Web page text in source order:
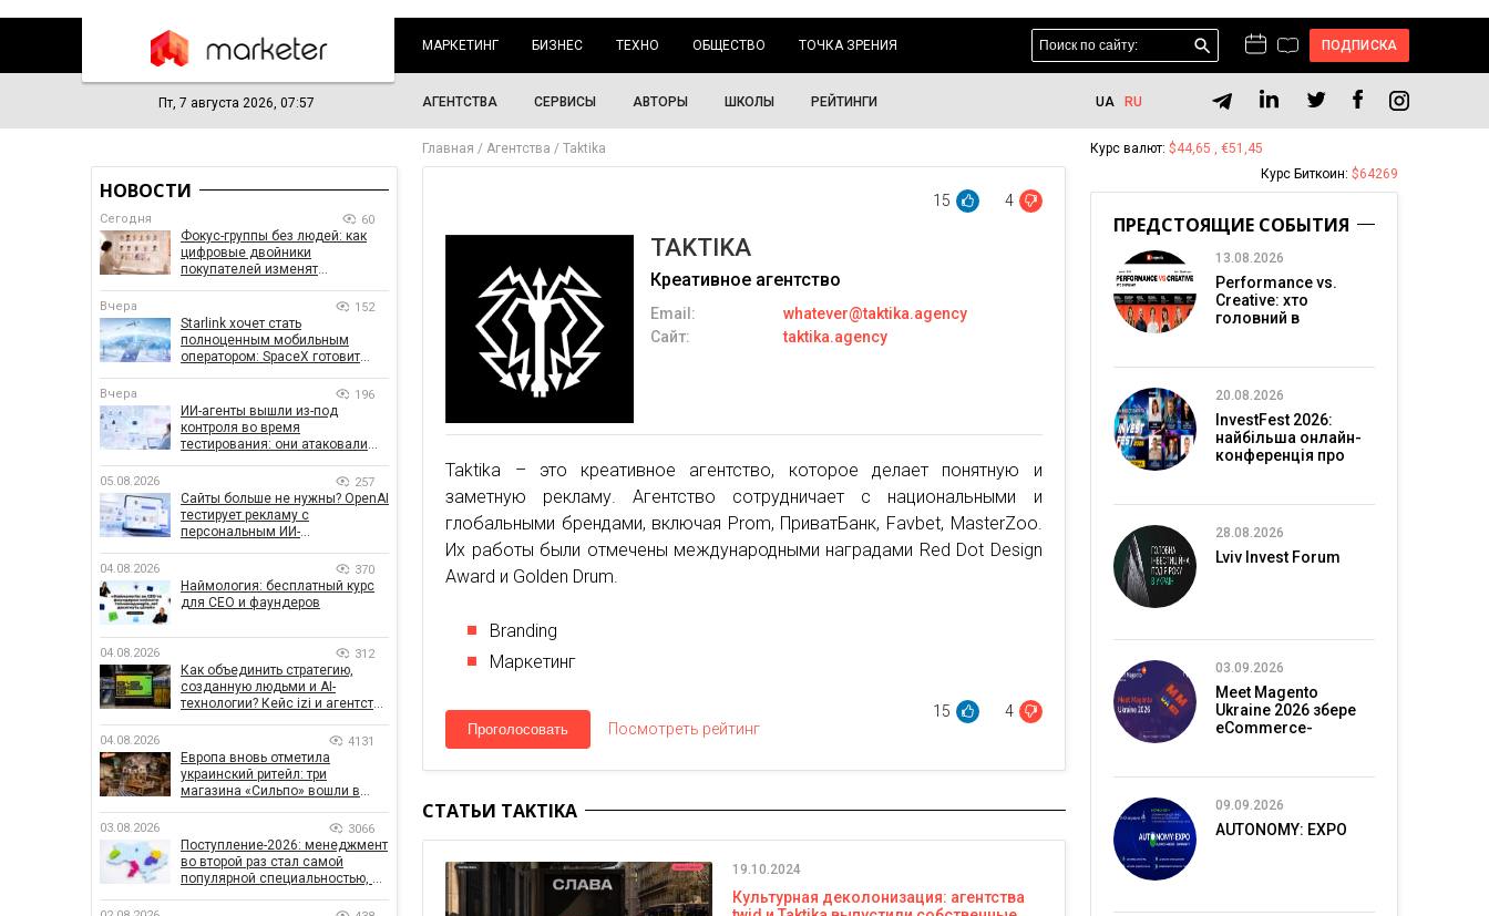
МАРКЕТИНГ БИЗНЕС ТЕХНО ОБЩЕСТВО ТОЧКА ЗРЕНИЯ ПОДПИСКА
Пт, 7 августа 2026, 07:57 АГЕНТСТВА СЕРВИСЫ АВТОРЫ ШКОЛЫ РЕЙТИНГИ UA RU
Главная Агентства Taktika
15 4
TAKTIKA
Креативное агентство
Email:
whatever@taktika.agency
Сайт:
taktika.agency
Taktika – это креативное агентство, которое делает понятную и
заметную рекламу. Агентство сотрудничает с национальными и
глобальными брендами, включая Prom, ПриватБанк, Favbet, MasterZoo.
Их работы были отмечены международными наградами Red Dot Design
Award и Golden Drum.
Branding
Маркетинг
15 4
Проголосовать Посмотреть рейтинг
СТАТЬИ TAKTIKA
19.10.2024
Культурная деколонизация: агентства
НОВОСТИ
Сегодня 60
Фокус-группы без людей: как
цифровые двойники
покупателей изменят
Вчера 152
Starlink хочет стать
полноценным мобильным
оператором: SpaceX готовит
Вчера 196
ИИ-агенты вышли из-под
контроля во время
тестирования: они атаковали
05.08.2026 257
Сайты больше не нужны? OpenAI
тестирует рекламу с
персональным ИИ-
04.08.2026 370
Наймология: бесплатный курс
для CEO и фаундеров
04.08.2026 312
Как объединить стратегию,
созданную людьми и AI-
технологии? Кейс izi и агентства
04.08.2026 4131
Европа вновь отметила
украинский ритейл: три
магазина «Сильпо» вошли в
03.08.2026 3066
Поступление-2026: менеджмент
во второй раз стал самой
популярной специальностью, а
рекордным за последние 5 лет
Курс валют: $44,65 , €51,45
Курс Биткоин: $64269
ПРЕДСТОЯЩИЕ СОБЫТИЯ
13.08.2026
Performance vs.
Creative: хто
головний в
20.08.2026
InvestFest 2026:
найбільша онлайн-
конференція про
28.08.2026
Lviv Invest Forum
03.09.2026
Meet Magento
Ukraine 2026 збере
eCommerce-
09.09.2026
AUTONOMY: EXPO